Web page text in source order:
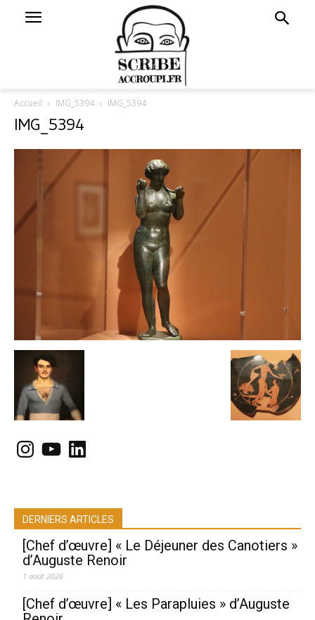
Accueil IMG_5394 IMG_5394
IMG_5394
Instagram
YouTubeLinkedIn
DERNIERS ARTICLES
[Chef d’œuvre] « Le Déjeuner des Canotiers »
d’Auguste Renoir
1 août 2026
[Chef d’œuvre] « Les Parapluies » d’Auguste